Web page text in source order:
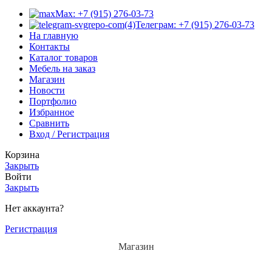
Max: +7 (915) 276-03-73
Телеграм: +7 (915) 276-03-73
На главную
Контакты
Каталог товаров
Мебель на заказ
Магазин
Новости
Портфолио
Избранное
Сравнить
Вход / Регистрация
Корзина
Закрыть
Войти
Закрыть
Нет аккаунта?
Регистрация
Магазин